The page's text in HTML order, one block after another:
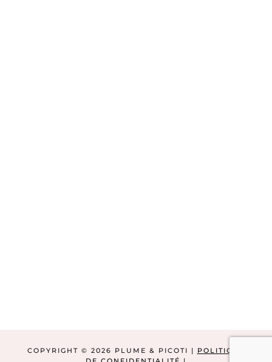
COPYRIGHT © 2026 PLUME & PICOTI | POLITIQUE